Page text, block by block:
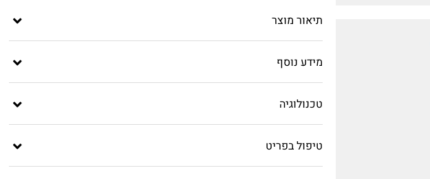
תיאור מוצר
מידע נוסף
טכנולוגיה
טיפול בפריט